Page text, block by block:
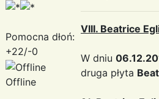
Pomocna dłoń:
+22/-0
Offline
VIII. Beatrice
W dniu
druga płyta